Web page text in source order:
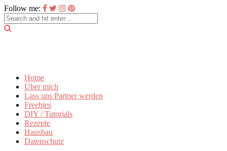
Follow me:
Home
Über mich
Lass uns Partner werden
Freebies
DIY / Tutorials
Rezepte
Hausbau
Datenschutz